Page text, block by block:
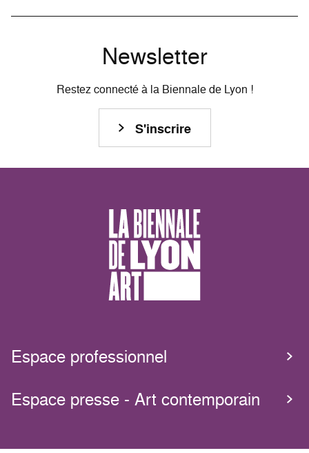
Newsletter
Restez connecté à la Biennale de Lyon !
S'inscrire
Espace professionnel
Espace presse - Art contemporain